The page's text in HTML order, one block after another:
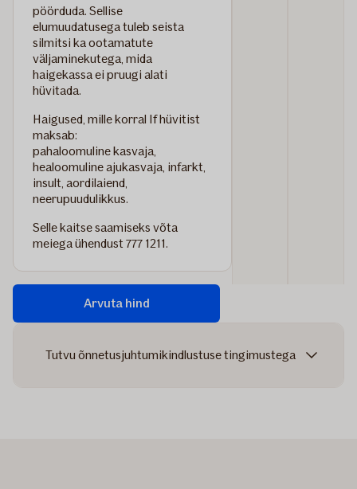
pöörduda. Sellise
elumuudatusega tuleb seista
silmitsi ka ootamatute
väljaminekutega, mida
haigekassa ei pruugi alati
hüvitada.
Haigused, mille korral If hüvitist
maksab:
pahaloomuline kasvaja,
healoomuline ajukasvaja, infarkt,
insult, aordilaiend,
neerupuudulikkus.
Selle kaitse saamiseks võta
meiega ühendust 777 1211.
Arvuta hind
Tutvu õnnetusjuhtumikindlustuse tingimustega